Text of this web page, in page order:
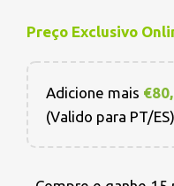
Preço Exclusivo
Adicione mais €
(Valido para PT/ES)